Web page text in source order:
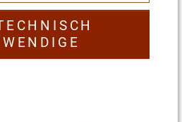
pro Person/Nacht
pro Person/ 13 Nächte